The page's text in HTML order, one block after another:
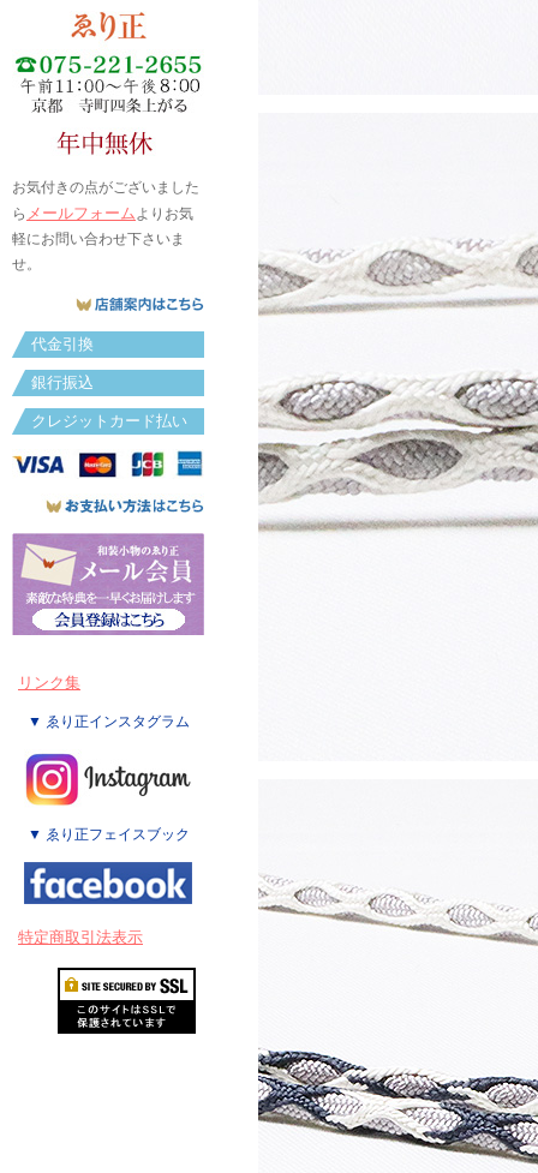
お気付きの点がございました
ら メールフォームよりお気
軽にお問い合わせ下さいま
せ。
代金引換
銀行振込
クレジットカード払い
リンク集
▼ ゑり正インスタグラム
▼ ゑり正フェイスブック
特定商取引法表示